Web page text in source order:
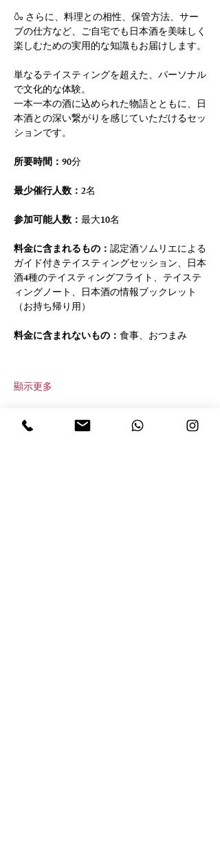
🍶 さらに、料理との相性、保管方法、サー
ブの仕方など、ご自宅でも日本酒を美味しく
楽しむための実用的な知識もお届けします。
単なるテイスティングを超えた、パーソナル
で文化的な体験。
一本一本の酒に込められた物語とともに、日
本酒との深い繋がりを感じていただけるセッ
ションです。
所要時間： 90分
最少催行人数： 2名
参加可能人数： 最大10名
料金に含まれるもの： 認定酒ソムリエによる
ガイド付きテイスティングセッション、日本
酒4種のテイスティングフライト、テイステ
ィングノート、日本酒の情報ブックレット
（お持ち帰り用）
料金に含まれないもの： 食事、おつまみ
顯示更多